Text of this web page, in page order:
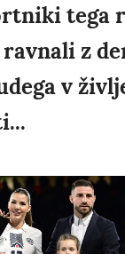
tega
z
v